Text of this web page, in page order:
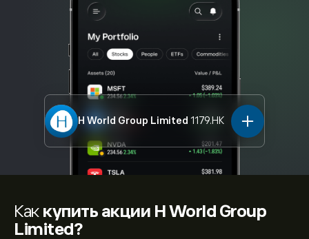
H World Group Limited 1179.HK
Как купить акции H World Group
Limited?